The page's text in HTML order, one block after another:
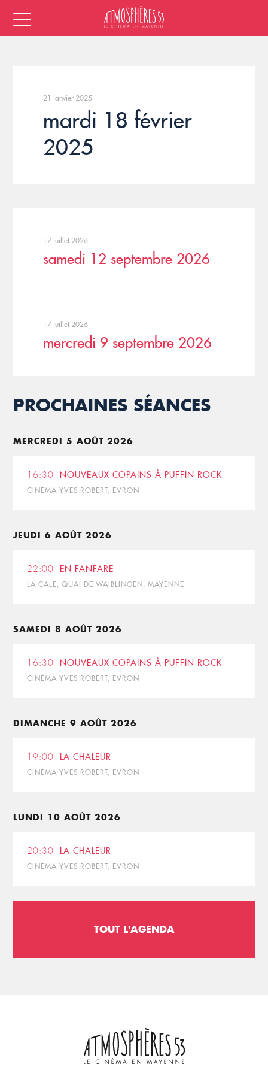
21 janvier 2025
mardi 18 février
2025
17 juillet 2026
samedi 12 septembre 2026
17 juillet 2026
mercredi 9 septembre 2026
PROCHAINES SÉANCES
MERCREDI 5 AOÛT 2026
16:30 NOUVEAUX COPAINS À PUFFIN ROCK
CINÉMA YVES ROBERT, EVRON
JEUDI 6 AOÛT 2026
22:00 EN FANFARE
LA CALE, QUAI DE WAIBLINGEN, MAYENNE
SAMEDI 8 AOÛT 2026
16:30 NOUVEAUX COPAINS À PUFFIN ROCK
CINÉMA YVES ROBERT, EVRON
DIMANCHE 9 AOÛT 2026
19:00 LA CHALEUR
CINÉMA YVES ROBERT, EVRON
LUNDI 10 AOÛT 2026
20:30 LA CHALEUR
CINÉMA YVES ROBERT, EVRON
TOUT L'AGENDA